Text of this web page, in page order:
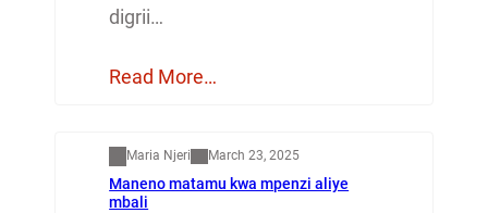
digrii…
Read More…
Maria Njeri March 23, 2025
Maneno matamu kwa mpenzi aliye
mbali